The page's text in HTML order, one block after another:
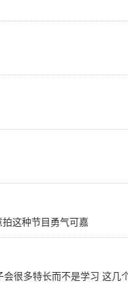
这种节目勇气可嘉
很多特长而不是学习 这几